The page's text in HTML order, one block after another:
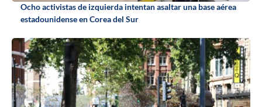
Ocho activistas de izquierda intentan asaltar una base aérea
estadounidense en Corea del Sur